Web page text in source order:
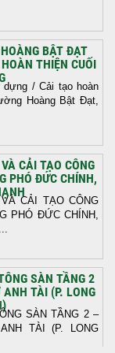
BẬT ĐẠT
THIỆN CUỐI
dựng / Cải tạo hoàn
Hoàng Bật Đạt,
CẢI TẠO CÔNG
PHÓ ĐỨC CHÍNH,
CẢI TẠO CÔNG
PHÓ ĐỨC CHÍNH,
SÀN TẦNG 2
TÀI (P. LONG
SÀN TẦNG 2 –
TÀI (P. LONG